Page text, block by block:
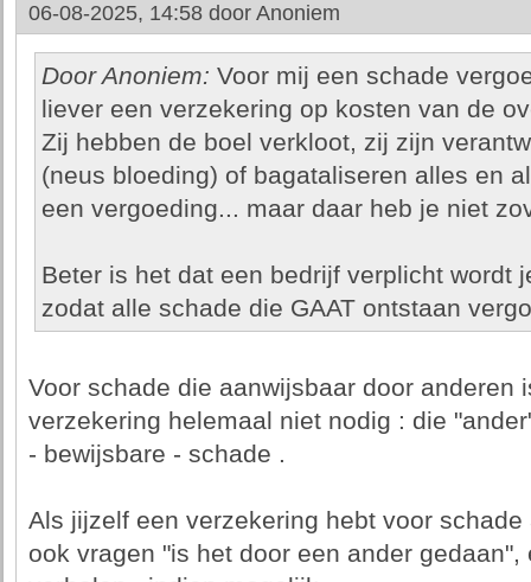
06-08-2025, 14:58 door Anoniem
Door Anoniem: Voor mij een schade
liever een verzekering op kosten van de
Zij hebben de boel verkloot, zij zijn
(neus bloeding) of bagataliseren alles en
een vergoeding... maar daar heb je niet
Beter is het dat een bedrijf verplicht wordt
zodat alle schade die GAAT ontstaan
Voor schade die aanwijsbaar door anderen
verzekering helemaal niet nodig : die
- bewijsbare - schade .
Als jijzelf een verzekering hebt voor
ook vragen "is het door een ander